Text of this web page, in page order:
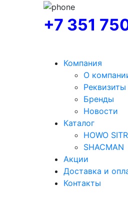
+7 351
Компания
О
Реквизиты
Бренды
Новости
Каталог
HOWO
SHACMAN
Акции
Доставка и
Контакты